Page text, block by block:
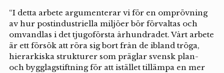
“I detta arbete argumenterar vi för en omprövning
av hur postindustriella miljöer bör förvaltas och
omvandlas i det tjugoförsta århundradet. Vårt arbete
är ett försök att röra sig bort från de ibland tröga,
hierarkiska strukturer som präglar svensk plan-
och bygglagstiftning för att istället tillämpa en mer